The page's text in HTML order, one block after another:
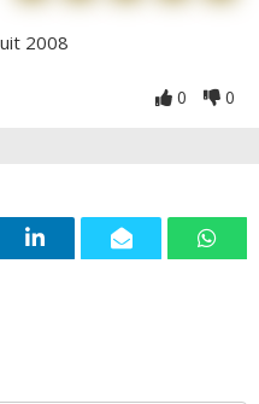
2008
0 0